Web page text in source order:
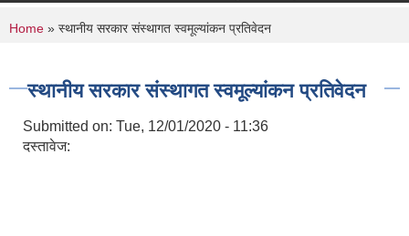
You are here
Home » स्थानीय सरकार संस्थागत स्वमूल्यांकन प्रतिवेदन
स्थानीय सरकार संस्थागत स्वमूल्यांकन प्रतिवेदन
Submitted on: Tue, 12/01/2020 - 11:36
दस्तावेज: